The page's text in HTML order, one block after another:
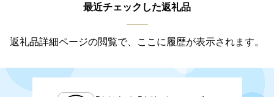
最近チェックした返礼品
返礼品詳細ページの閲覧で、ここに履歴が表示されます。